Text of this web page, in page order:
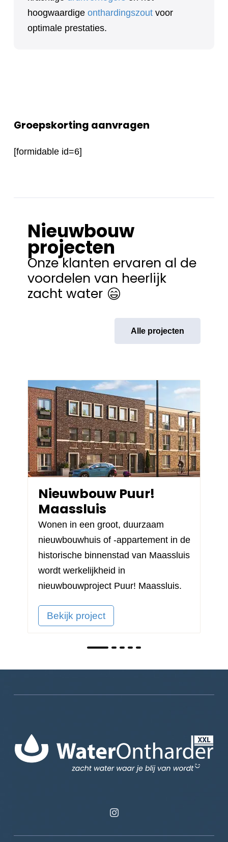
hoogwaardige onthardingszout voor
optimale prestaties.
Groepskorting aanvragen
[formidable id=6]
Nieuwbouw
projecten
Onze klanten ervaren al de
voordelen van heerlijk
zacht water
Alle projecten
Nieuwbouw Puur!
Maassluis
Wonen in een groot, duurzaam
nieuwbouwhuis of -appartement in de
historische binnenstad van Maassluis
wordt werkelijkheid in
nieuwbouwproject Puur! Maassluis.
Bekijk project